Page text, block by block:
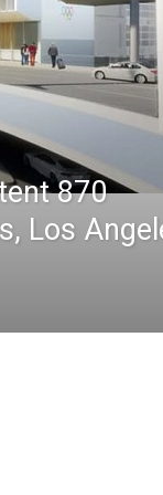
à
technologie
et au sol